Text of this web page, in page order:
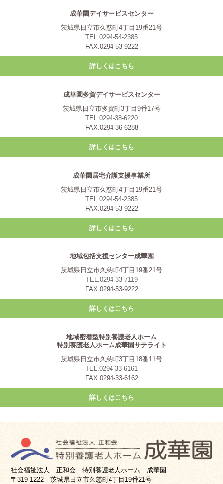
成華園デイサービスセンター
茨城県日立市久慈町4丁目19番21号
TEL.0294-54-2385
FAX.0294-53-9222
詳しくはこちら
成華園多賀デイサービスセンター
茨城県日立市多賀町3丁目9番17号
TEL.0294-38-6220
FAX.0294-36-6288
詳しくはこちら
成華園居宅介護支援事業所
茨城県日立市久慈町4丁目19番21号
TEL.0294-54-2385
FAX.0294-53-9222
詳しくはこちら
地域包括支援センター成華園
茨城県日立市久慈町4丁目19番21号
TEL.0294-33-7119
FAX.0294-53-9222
詳しくはこちら
地域密着型特別養護老人ホーム
特別養護老人ホーム成華園サテライト
茨城県日立市久慈町3丁目18番11号
TEL.0294-33-6161
FAX.0294-33-6162
詳しくはこちら
社会福祉法人 正和会 特別養護老人ホーム 成華園
〒319-1222 茨城県日立市久慈町4丁目19番21号